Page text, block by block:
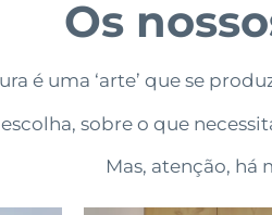
Os
é uma ‘arte’ que se
sobre o que
Mas, atenção,